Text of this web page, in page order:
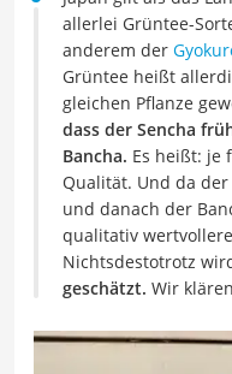
allerlei Grüntee-
anderem der
Grüntee heißt
gleichen Pflanze
dass der Sencha
Bancha. Es heißt: je
Qualität. Und da
und danach der
qualitativ
Nichtsdestotrotz
geschätzt. Wir